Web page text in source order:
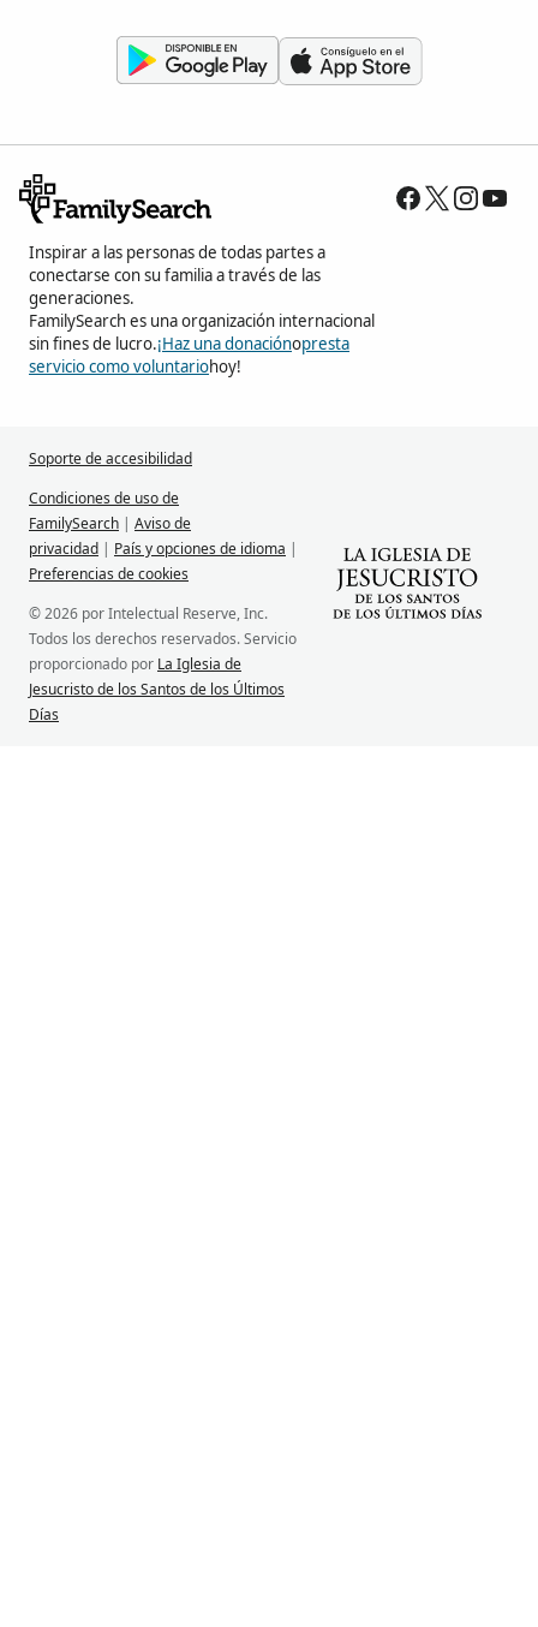
Inspirar a las personas de todas partes a
conectarse con su familia a través de las
generaciones.
FamilySearch es una organización internacional
sin fines de lucro.¡Haz una donaciónopresta
servicio como voluntariohoy!
Soporte de accesibilidad
Condiciones de uso de
FamilySearch | Aviso de
privacidad | País y opciones de idioma |
Preferencias de cookies
© 2026 por Intelectual Reserve, Inc.
Todos los derechos reservados. Servicio
proporcionado por La Iglesia de
Jesucristo de los Santos de los Últimos
Días